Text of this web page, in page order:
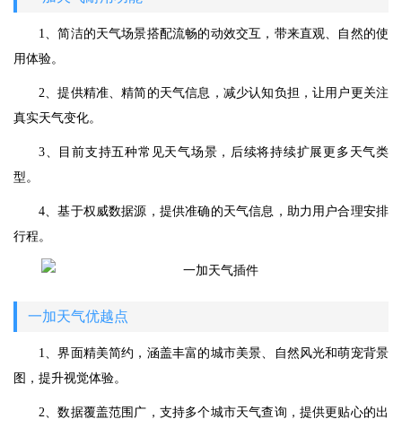
1、简洁的天气场景搭配流畅的动效交互，带来直观、自然的使
用体验。
2、提供精准、精简的天气信息，减少认知负担，让用户更关注
真实天气变化。
3、目前支持五种常见天气场景，后续将持续扩展更多天气类
型。
4、基于权威数据源，提供准确的天气信息，助力用户合理安排
行程。
一加天气优越点
1、界面精美简约，涵盖丰富的城市美景、自然风光和萌宠背景
图，提升视觉体验。
2、数据覆盖范围广，支持多个城市天气查询，提供更贴心的出